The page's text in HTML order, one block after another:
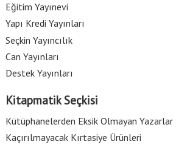
Eğitim Yayınevi
Yapı Kredi Yayınları
Seçkin Yayıncılık
Can Yayınları
Destek Yayınları
Kitapmatik Seçkisi
Kütüphanelerden Eksik Olmayan Yazarlar
Kaçırılmayacak Kırtasiye Ürünleri